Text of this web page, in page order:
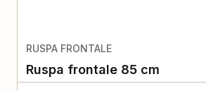
RUSPA FRONTALE
Ruspa frontale 85 cm